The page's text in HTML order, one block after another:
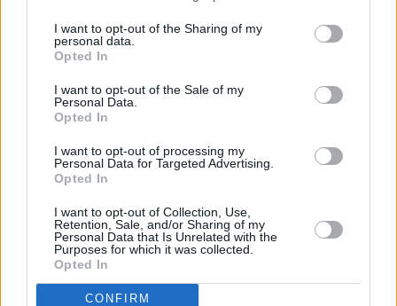
I want to opt-out of the Sharing of my
personal data.
Opted In
I want to opt-out of the Sale of my
Personal Data.
Opted In
I want to opt-out of processing my
Personal Data for Targeted Advertising.
Opted In
I want to opt-out of Collection, Use,
Retention, Sale, and/or Sharing of my
Personal Data that Is Unrelated with the
Purposes for which it was collected.
Opted In
CONFIRM